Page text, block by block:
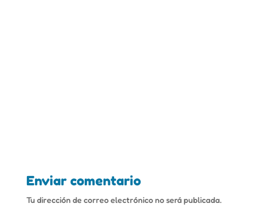
Enviar comentario
Tu dirección de correo electrónico no será publicada.